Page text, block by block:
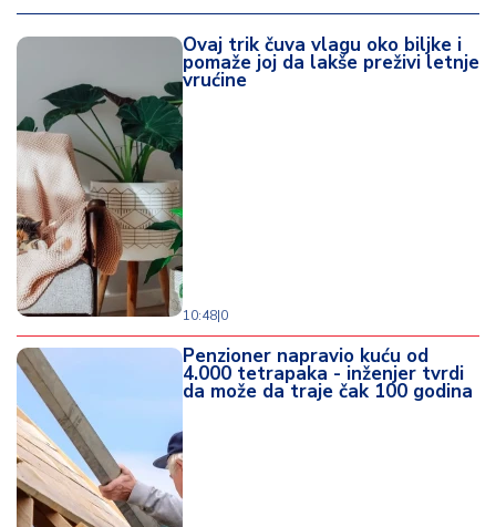
Ovaj trik čuva vlagu oko biljke i
pomaže joj da lakše preživi letnje
vrućine
10:48|0
Penzioner napravio kuću od
4.000 tetrapaka - inženjer tvrdi
da može da traje čak 100 godina